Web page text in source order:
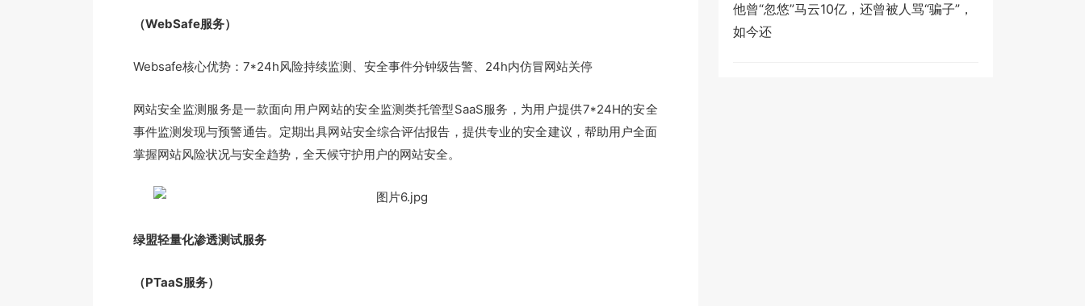
（WebSafe服务）
Websafe核心优势：7*24h风险持续监测、安全事件分钟级告警、24h内仿冒网站关停
网站安全监测服务是一款面向用户网站的安全监测类托管型SaaS服务，为用户提供7*24H的安全
事件监测发现与预警通告。定期出具网站安全综合评估报告，提供专业的安全建议，帮助用户全面
掌握网站风险状况与安全趋势，全天候守护用户的网站安全。
绿盟轻量化渗透测试服务
（PTaaS服务）
他曾“忽悠”马云10亿，还曾被人骂“骗子”，
如今还